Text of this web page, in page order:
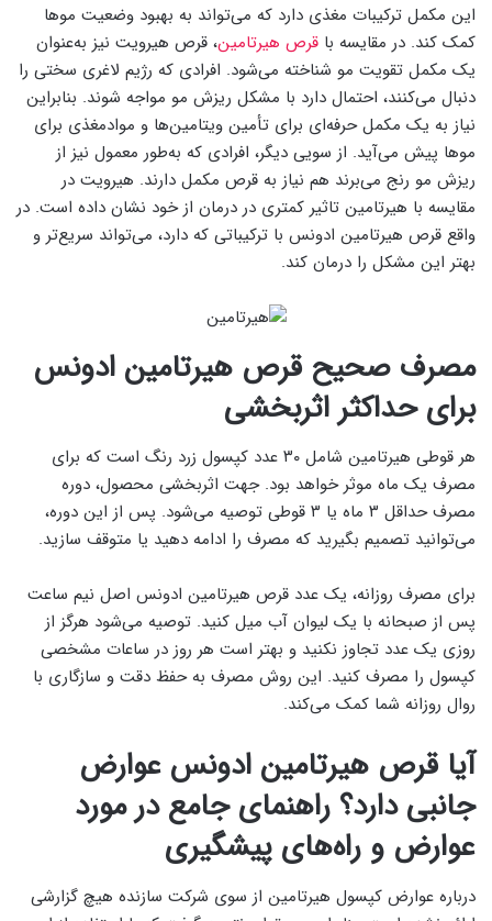
این مکمل ترکیبات مغذی دارد که می‌تواند به بهبود وضعیت موها
کمک کند. در مقایسه با قرص هیرتامین، قرص هیرویت نیز به‌عنوان
یک مکمل تقویت مو شناخته می‌شود. افرادی که رژیم لاغری سختی را
دنبال می‌کنند، احتمال دارد با مشکل ریزش مو مواجه شوند. بنابراین
نیاز به یک مکمل حرفه‌ای برای تأمین ویتامین‌ها و موادمغذی برای
موها پیش می‌آید. از سویی دیگر، افرادی که به‌طور معمول نیز از
ریزش مو رنج می‌برند هم نیاز به قرص مکمل دارند. هیرویت در
مقایسه با هیرتامین تاثیر کمتری در درمان از خود نشان داده است. در
واقع قرص هیرتامین ادونس با ترکیباتی که دارد، می‌تواند سریع‌تر و
بهتر این مشکل را درمان کند.
مصرف صحیح قرص هیرتامین ادونس
برای حداکثر اثربخشی
هر قوطی هیرتامین شامل ۳۰ عدد کپسول زرد رنگ است که برای
مصرف یک ماه موثر خواهد بود. جهت اثربخشی محصول، دوره
مصرف حداقل ۳ ماه یا ۳ قوطی توصیه می‌شود. پس از این دوره،
می‌توانید تصمیم بگیرید که مصرف را ادامه دهید یا متوقف سازید.
برای مصرف روزانه، یک عدد قرص هیرتامین ادونس اصل نیم ساعت
پس از صبحانه با یک لیوان آب میل کنید. توصیه می‌شود هرگز از
روزی یک عدد تجاوز نکنید و بهتر است هر روز در ساعات مشخصی
کپسول را مصرف کنید. این روش مصرف به حفظ دقت و سازگاری با
روال روزانه شما کمک می‌کند.
آیا قرص هیرتامین ادونس عوارض
جانبی دارد؟ راهنمای جامع در مورد
عوارض و راه‌های پیشگیری
درباره عوارض کپسول هیرتامین از سوی شرکت سازنده هیچ گزارشی